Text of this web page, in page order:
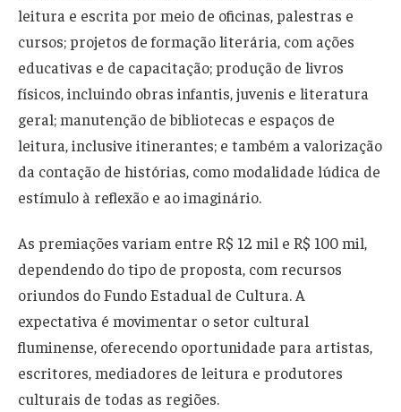
leitura e escrita por meio de oficinas, palestras e
cursos; projetos de formação literária, com ações
educativas e de capacitação; produção de livros
físicos, incluindo obras infantis, juvenis e literatura
geral; manutenção de bibliotecas e espaços de
leitura, inclusive itinerantes; e também a valorização
da contação de histórias, como modalidade lúdica de
estímulo à reflexão e ao imaginário.
As premiações variam entre R$ 12 mil e R$ 100 mil,
dependendo do tipo de proposta, com recursos
oriundos do Fundo Estadual de Cultura. A
expectativa é movimentar o setor cultural
fluminense, oferecendo oportunidade para artistas,
escritores, mediadores de leitura e produtores
culturais de todas as regiões.